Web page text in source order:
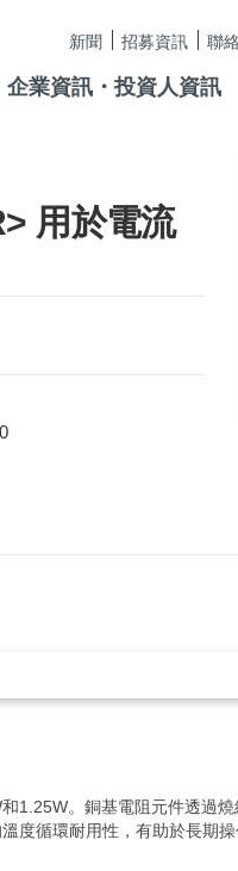
新聞 招募資訊 聯
企業資訊・投資人資訊
用於電流
1.25W。銅基電阻元件透過
度循環耐用性，有助於長期操